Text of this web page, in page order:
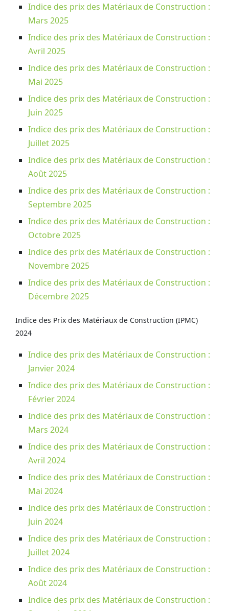
Indice des prix des Matériaux de Construction :
Mars 2025
Indice des prix des Matériaux de Construction :
Avril 2025
Indice des prix des Matériaux de Construction :
Mai 2025
Indice des prix des Matériaux de Construction :
Juin 2025
Indice des prix des Matériaux de Construction :
Juillet 2025
Indice des prix des Matériaux de Construction :
Août 2025
Indice des prix des Matériaux de Construction :
Septembre 2025
Indice des prix des Matériaux de Construction :
Octobre 2025
Indice des prix des Matériaux de Construction :
Novembre 2025
Indice des prix des Matériaux de Construction :
Décembre 2025
Indice des Prix des Matériaux de Construction (IPMC)
2024
Indice des prix des Matériaux de Construction :
Janvier 2024
Indice des prix des Matériaux de Construction :
Février 2024
Indice des prix des Matériaux de Construction :
Mars 2024
Indice des prix des Matériaux de Construction :
Avril 2024
Indice des prix des Matériaux de Construction :
Mai 2024
Indice des prix des Matériaux de Construction :
Juin 2024
Indice des prix des Matériaux de Construction :
Juillet 2024
Indice des prix des Matériaux de Construction :
Août 2024
Indice des prix des Matériaux de Construction :